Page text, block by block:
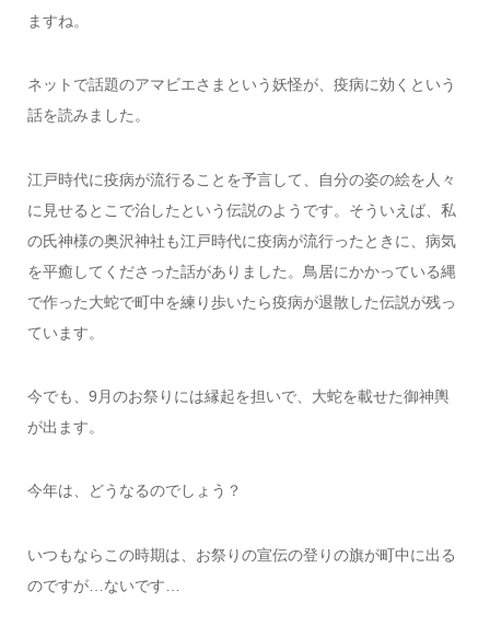
ますね。
ネットで話題のアマビエさまという妖怪が、疫病に効くという
話を読みました。
江戸時代に疫病が流行ることを予言して、自分の姿の絵を人々
に見せるとこで治したという伝説のようです。そういえば、私
の氏神様の奥沢神社も江戸時代に疫病が流行ったときに、病気
を平癒してくださった話がありました。鳥居にかかっている縄
で作った大蛇で町中を練り歩いたら疫病が退散した伝説が残っ
ています。
今でも、9月のお祭りには縁起を担いで、大蛇を載せた御神輿
が出ます。
今年は、どうなるのでしょう？
いつもならこの時期は、お祭りの宣伝の登りの旗が町中に出る
のですが…ないです…